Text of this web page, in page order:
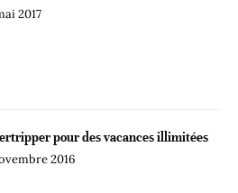
2017
pour des vacances illimitées
2016